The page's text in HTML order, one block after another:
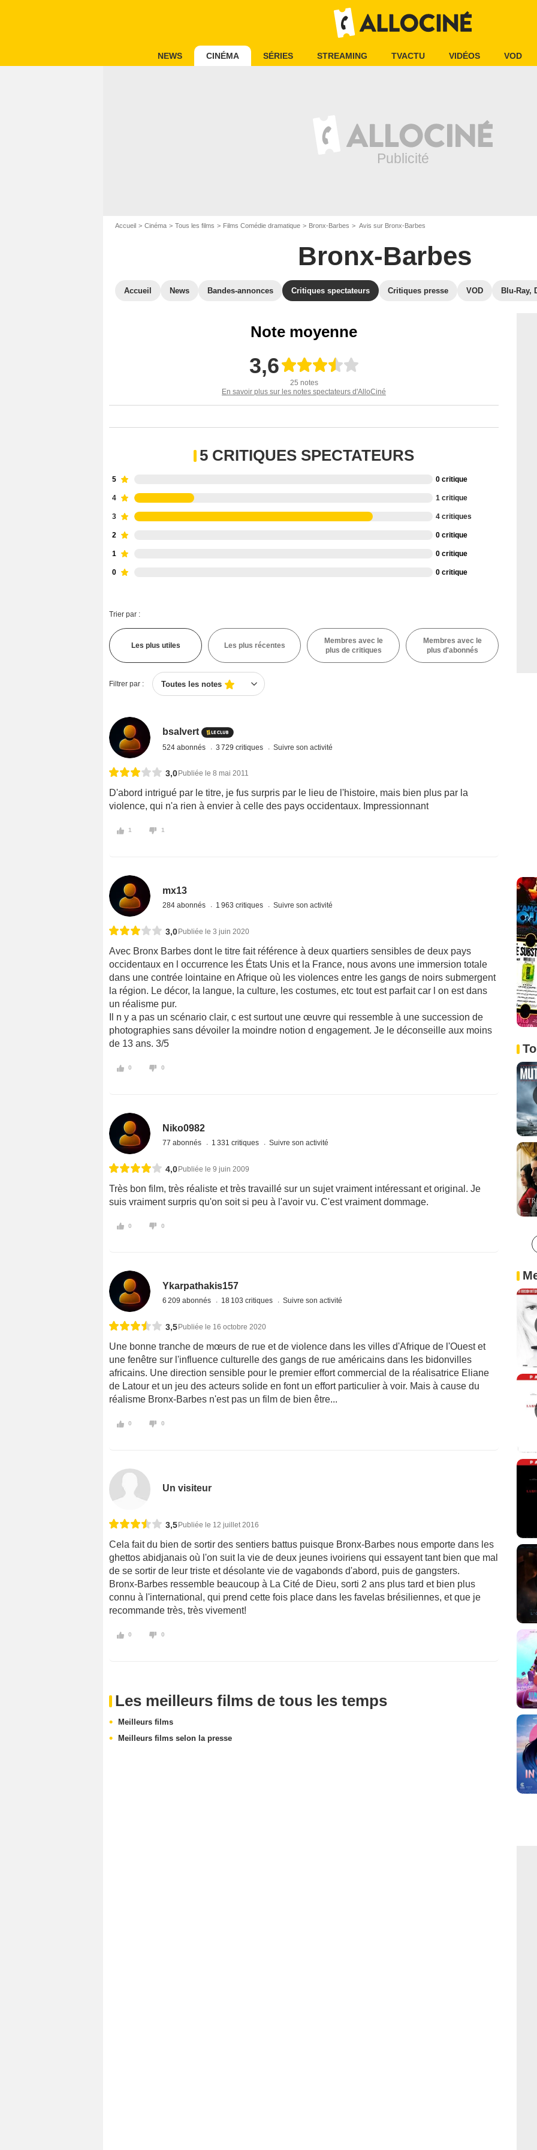
NEWS CINÉMA SÉRIES STREAMING TVACTU VIDÉOS VOD
Accueil Cinéma Tous les films Films Comédie dramatique Bronx-Barbes Avis sur Bronx-Barbes
Bronx-Barbes
Accueil News Bandes-annonces Critiques spectateurs Critiques presse VOD Blu-Ray,
Note moyenne
3,6
25 notes
En savoir plus sur les notes spectateurs d'AlloCiné
5 CRITIQUES SPECTATEURS
5 0 critique
4 1 critique
3 4 critiques
2 0 critique
1 0 critique
0 0 critique
Trier par :
Les plus utiles Les plus récentes
Membres avec le
plus de critiques
Membres avec le
plus d'abonnés
Filtrer par : Toutes les notes
bsalvert
524 abonnés 3 729 critiques Suivre son activité
3,0 Publiée le 8 mai 2011
D'abord intrigué par le titre, je fus surpris par le lieu de l'histoire, mais bien plus par la
violence, qui n'a rien à envier à celle des pays occidentaux. Impressionnant
1 1
mx13
284 abonnés 1 963 critiques Suivre son activité
3,0Publiée le 3 juin 2020
Avec Bronx Barbes dont le titre fait référence à deux quartiers sensibles de deux pays
occidentaux en l occurrence les États Unis et la France, nous avons une immersion totale
dans une contrée lointaine en Afrique où les violences entre les gangs de noirs submergent
la région. Le décor, la langue, la culture, les costumes, etc tout est parfait car l on est dans
un réalisme pur.
Il n y a pas un scénario clair, c est surtout une œuvre qui ressemble à une succession de
photographies sans dévoiler la moindre notion d engagement. Je le déconseille aux moins
de 13 ans. 3/5
0 0
Niko0982
77 abonnés 1 331 critiques Suivre son activité
4,0Publiée le 9 juin 2009
Très bon film, très réaliste et très travaillé sur un sujet vraiment intéressant et original. Je
suis vraiment surpris qu'on soit si peu à l'avoir vu. C'est vraiment dommage.
0 0
Ykarpathakis157
6 209 abonnés 18 103 critiques Suivre son activité
3,5 Publiée le 16 octobre 2020
Une bonne tranche de mœurs de rue et de violence dans les villes d'Afrique de l'Ouest et
une fenêtre sur l'influence culturelle des gangs de rue américains dans les bidonvilles
africains. Une direction sensible pour le premier effort commercial de la réalisatrice Eliane
de Latour et un jeu des acteurs solide en font un effort particulier à voir. Mais à cause du
réalisme Bronx-Barbes n'est pas un film de bien être...
0 0
Un visiteur
3,5 Publiée le 12 juillet 2016
Cela fait du bien de sortir des sentiers battus puisque Bronx-Barbes nous emporte dans les
ghettos abidjanais où l'on suit la vie de deux jeunes ivoiriens qui essayent tant bien que mal
de se sortir de leur triste et désolante vie de vagabonds d'abord, puis de gangsters.
Bronx-Barbes ressemble beaucoup à La Cité de Dieu, sorti 2 ans plus tard et bien plus
connu à l'international, qui prend cette fois place dans les favelas brésiliennes, et que je
recommande très, très vivement!
0 0
Les meilleurs films de tous les temps
Meilleurs films
Meilleurs films selon la presse